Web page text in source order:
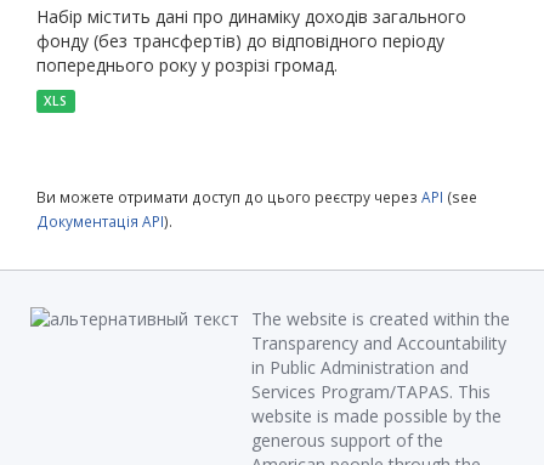
Набір містить дані про динаміку доходів загального
фонду (без трансфертів) до відповідного періоду
попереднього року у розрізі громад.
XLS
Ви можете отримати доступ до цього реєстру через API (see
Документація API).
The website is created within the
Transparency and Accountability
in Public Administration and
Services Program/TAPAS. This
website is made possible by the
generous support of the